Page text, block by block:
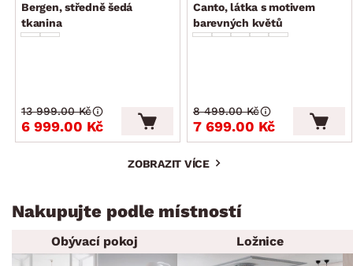
Bergen, středně šedá
tkanina
6 999.00 Kč
13 999.00 Kč
Canto, látka s motivem
barevných květů
7 699.00 Kč
8 499.00 Kč
ZOBRAZIT VÍCE
Nakupujte podle místností
Obývací pokoj Ložnice